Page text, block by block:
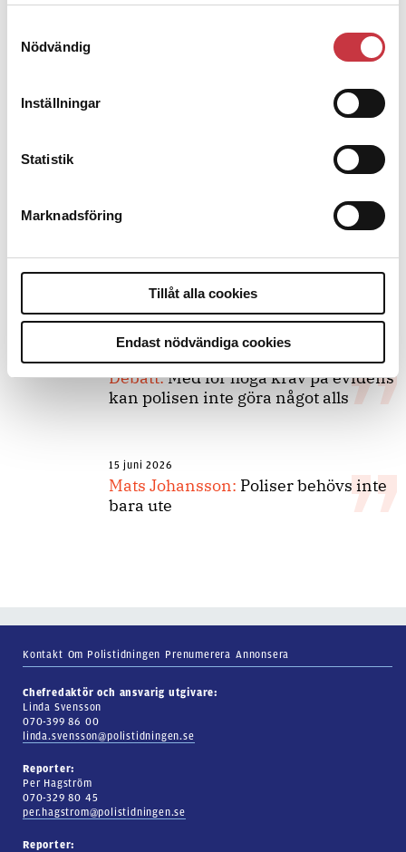
Nödvändig
Inställningar
Statistik
Marknadsföring
Tillåt alla cookies
Endast nödvändiga cookies
Replik:Det är inte evidenskrav som
bakbinder polisen
Debatt:Med för höga krav på evidens
kan polisen inte göra något alls
15 juni 2026
Mats Johansson: Poliser behövs inte
bara ute
Kontakt Om Polistidningen Prenumerera Annonsera
Chefredaktör och ansvarig utgivare:
Linda Svensson
070-399 86 00
linda.svensson@polistidningen.se
Reporter:
Per Hagström
070-329 80 45
per.hagstrom@polistidningen.se
Reporter: